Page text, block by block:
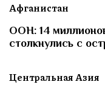
Афганистан
ООН: 14
столкнулись с
Центральная Азия